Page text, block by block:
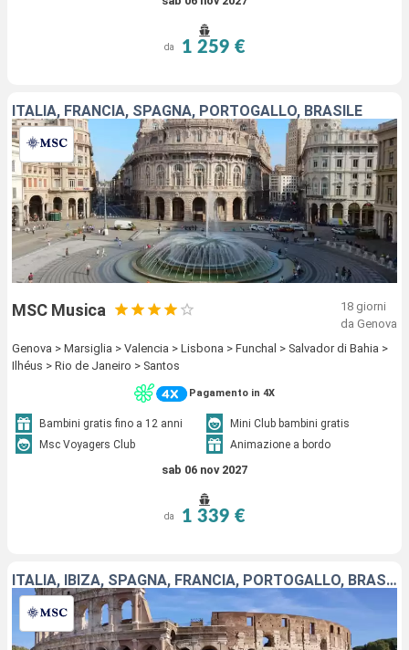
da 1 259 €
ITALIA, FRANCIA, SPAGNA, PORTOGALLO, BRASILE
MSC Musica
18 giorni
da Genova
Genova > Marsiglia > Valencia > Lisbona > Funchal > Salvador di Bahia >
Ilhéus > Rio de Janeiro > Santos
Pagamento in 4X
Bambini gratis fino a 12 anni
Mini Club bambini gratis
Msc Voyagers Club
Animazione a bordo
sab 06 nov 2027
da 1 339 €
ITALIA, IBIZA, SPAGNA, FRANCIA, PORTOGALLO, BRASILE